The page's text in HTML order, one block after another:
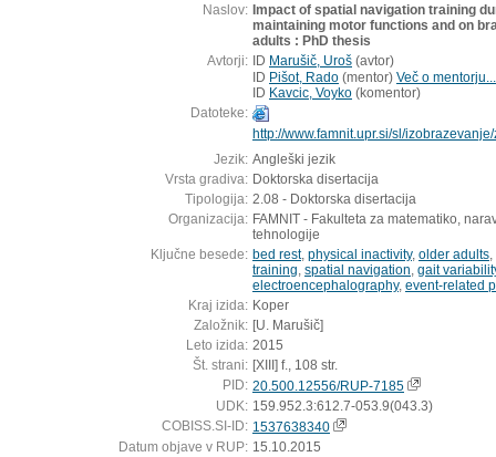
Naslov: Impact of spatial navigation training
maintaining motor functions and on
adults : PhD thesis
Avtorji: ID Marušič, Uroš (avtor)
ID Pišot, Rado (mentor) Več o mentorju...
ID Kavcic, Voyko (komentor)
Datoteke:
http://www.famnit.upr.si/sl/
Jezik: Angleški jezik
Vrsta gradiva: Doktorska disertacija
Tipologija: 2.08 - Doktorska disertacija
Organizacija: FAMNIT - Fakulteta za matematiko,
tehnologije
Ključne besede: bed rest, physical inactivity, older adults
training spatial navigation gait
electroencephalography, event-related
Kraj izida: Koper
Založnik: [U. Marušič]
Leto izida: 2015
Št. strani: [XIII] f., 108 str.
PID: 20.500.12556/RUP-7185
UDK: 159.952.3:612.7-053.9(043.3)
COBISS.SI-ID: 1537638340
Datum objave v RUP: 15.10.2015